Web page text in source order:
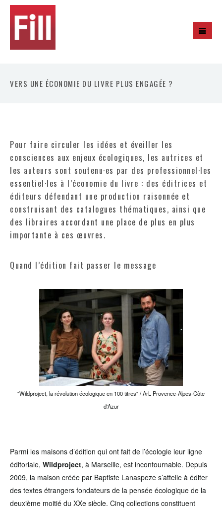
VERS UNE ÉCONOMIE DU LIVRE PLUS ENGAGÉE ?
Pour faire circuler les idées et éveiller les
consciences aux enjeux écologiques, les autrices et
les auteurs sont soutenu·es par des professionnel·les
essentiel·les à l’économie du livre : des éditrices et
éditeurs défendant une production raisonnée et
construisant des catalogues thématiques, ainsi que
des libraires accordant une place de plus en plus
importante à ces œuvres.
Quand l’édition fait passer le message
"Wildproject, la révolution écologique en 100 titres" / ArL Provence-Alpes-Côte
d'Azur
Parmi les maisons d’édition qui ont fait de l’écologie leur ligne
éditoriale, Wildproject, à Marseille, est incontournable. Depuis
2009, la maison créée par Baptiste Lanaspeze s’attelle à éditer
des textes étrangers fondateurs de la pensée écologique de la
deuxième moitié du XXe siècle. Cinq collections constituent